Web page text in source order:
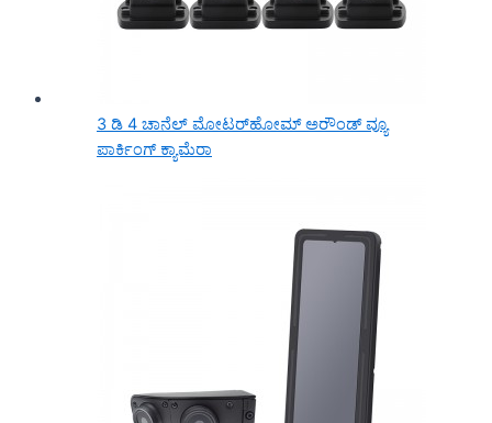
3 ಡಿ 4 ಚಾನೆಲ್ ಮೋಟರ್‌ಹೋಮ್ ಅರೌಂಡ್ ವ್ಯೂ
ಪಾರ್ಕಿಂಗ್ ಕ್ಯಾಮೆರಾ